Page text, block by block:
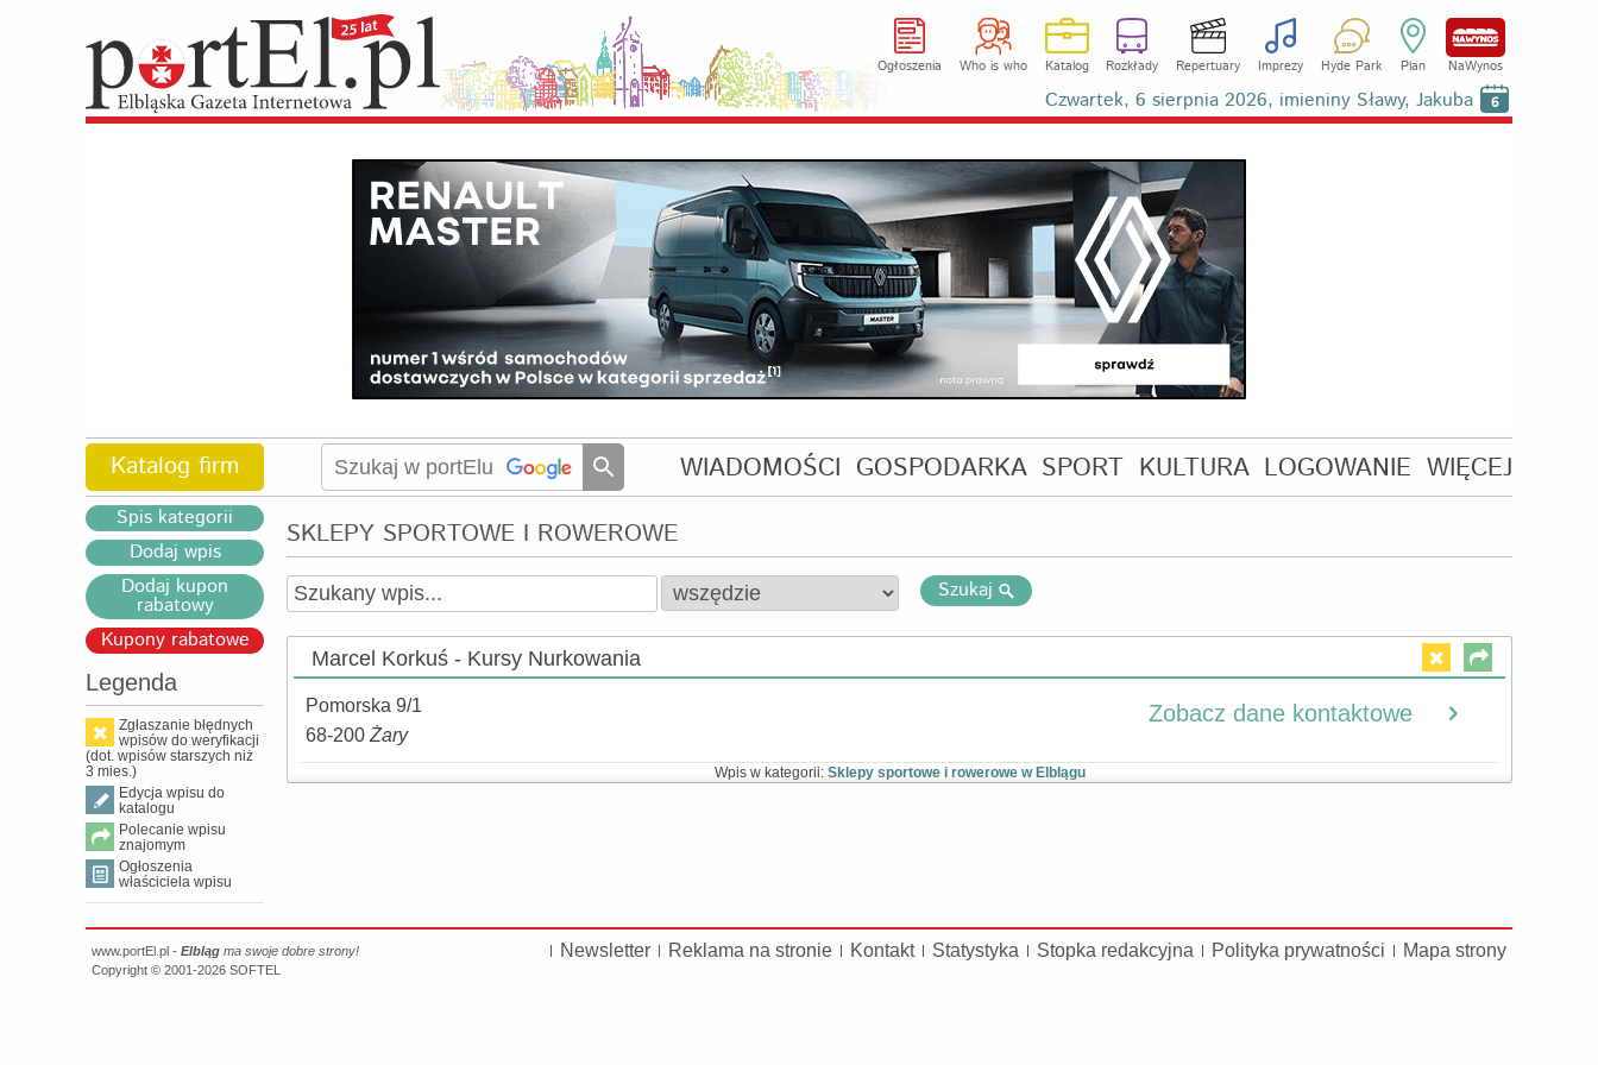
Ogłoszenia Who is who Katalog Rozkłady Repertuary Imprezy Hyde Park Plan NaWynos
Czwartek, 6 sierpnia 2026, imieniny Sławy, Jakuba 6
Katalog firm WIADOMOŚCI GOSPODARKA SPORT KULTURA LOGOWANIE WIĘCEJ
Spis kategorii
Dodaj wpis
Dodaj kupon
rabatowy
Kupony rabatowe
Legenda
Zgłaszanie błędnych
wpisów do weryfikacji
(dot. wpisów starszych niż
3 mies.)
Edycja wpisu do
katalogu
Polecanie wpisu
znajomym
Ogłoszenia
właściciela wpisu
SKLEPY SPORTOWE I ROWEROWE
Szukaj
Marcel Korkuś - Kursy Nurkowania
Pomorska 9/1
68-200 Żary
Zobacz dane kontaktowe
Wpis w kategorii: Sklepy sportowe i rowerowe w Elblągu
Newsletter Reklama na stronie Kontakt Statystyka Stopka redakcyjna Polityka prywatności Mapa strony
www.portEl.pl - Elbląg ma swoje dobre strony!
Copyright © 2001-2026 SOFTEL